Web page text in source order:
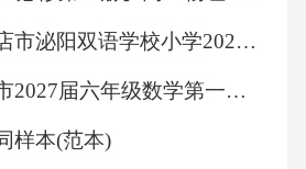
原料预处理车间2座；配套
电解质回收车间各1座。辅
配电站（500千伏变电站1
河南省驻马店市泌阳双语学校小学2027届数学三上期末综合测试试题含解析
湖南省衡阳市2027届六年级数学第一学期期末综合测试模拟试题含解析
样本(范本)